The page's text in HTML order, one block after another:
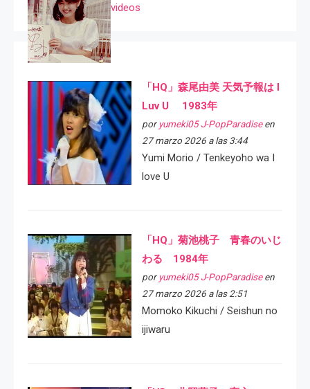
videos
「HQ」森尾由美 天気予報は I
Luv U 1983年
por yumeki05 J-PopParadiseen
27 marzo 2026 a las 3:44
Yumi Morio / Tenkeyoho wa I
love U
「HQ」菊池桃子 青春のいじ
わる 1984年
por yumeki05 J-PopParadiseen
27 marzo 2026 a las 2:51
Momoko Kikuchi / Seishun no
ijiwaru